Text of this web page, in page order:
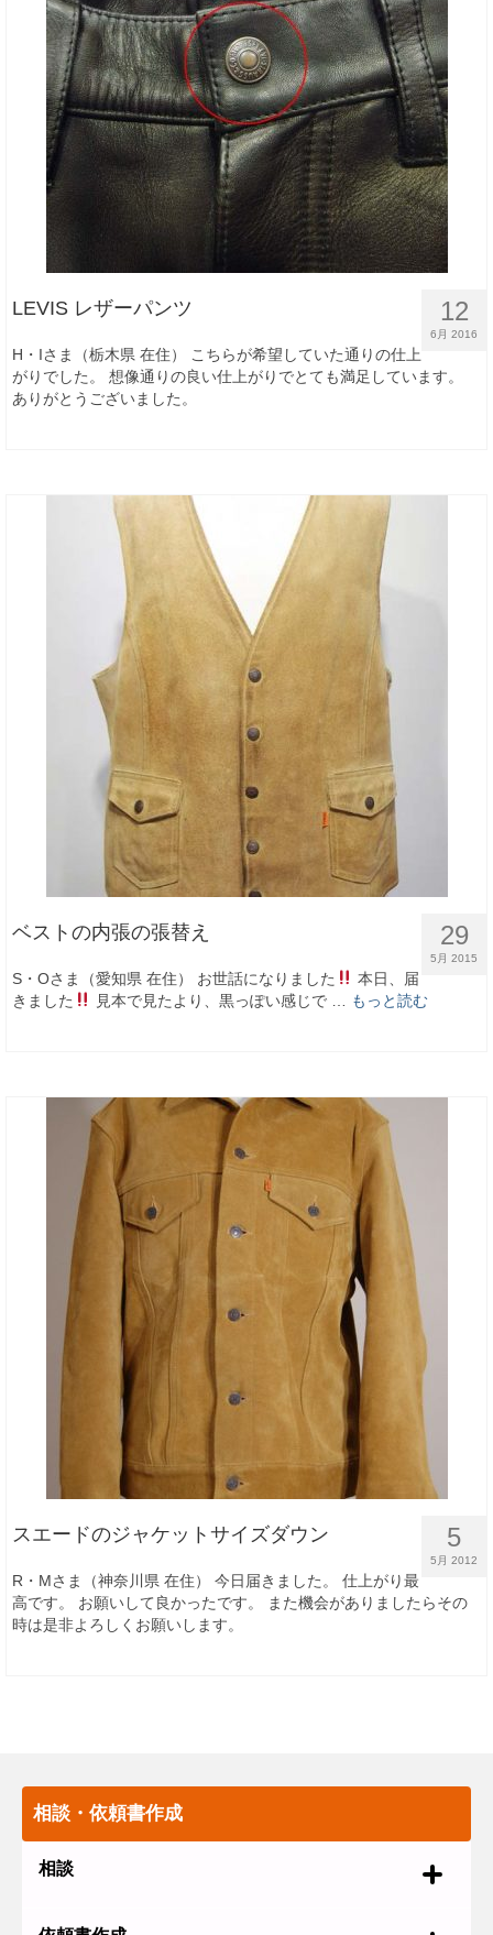
12
6月 2016
LEVIS レザーパンツ
H・Iさま（栃木県 在住） こちらが希望していた通りの仕上
がりでした。 想像通りの良い仕上がりでとても満足しています。
ありがとうございました。
29
5月 2015
ベストの内張の張替え
S・Oさま（愛知県 在住） お世話になりました
本日、届
きました
見本で見たより、黒っぽい感じで … もっと読む
5
5月 2012
スエードのジャケットサイズダウン
R・Mさま（神奈川県 在住） 今日届きました。 仕上がり最
高です。 お願いして良かったです。 また機会がありましたらその
時は是非よろしくお願いします。
相談・依頼書作成
相談